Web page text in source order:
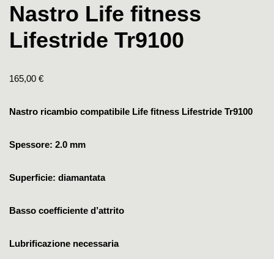
Nastro Life fitness
Lifestride Tr9100
165,00 €
Nastro ricambio compatibile Life fitness Lifestride Tr9100
Spessore: 2.0 mm
Superficie: diamantata
Basso coefficiente d’attrito
Lubrificazione necessaria